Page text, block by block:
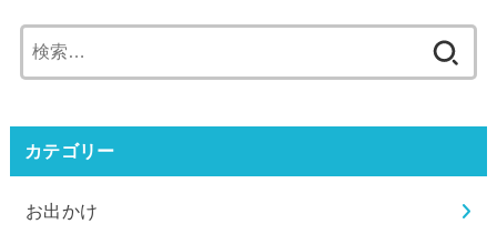
索:
カテゴリー
お出かけ